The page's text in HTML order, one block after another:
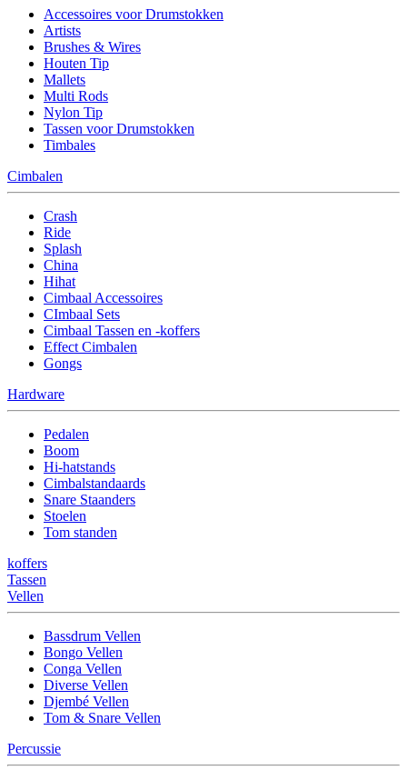
Accessoires voor Drumstokken
Artists
Brushes & Wires
Houten Tip
Mallets
Multi Rods
Nylon Tip
Tassen voor Drumstokken
Timbales
Cimbalen
Crash
Ride
Splash
China
Hihat
Cimbaal Accessoires
CImbaal Sets
Cimbaal Tassen en -koffers
Effect Cimbalen
Gongs
Hardware
Pedalen
Boom
Hi-hatstands
Cimbalstandaards
Snare Staanders
Stoelen
Tom standen
koffers
Tassen
Vellen
Bassdrum Vellen
Bongo Vellen
Conga Vellen
Diverse Vellen
Djembé Vellen
Tom & Snare Vellen
Percussie